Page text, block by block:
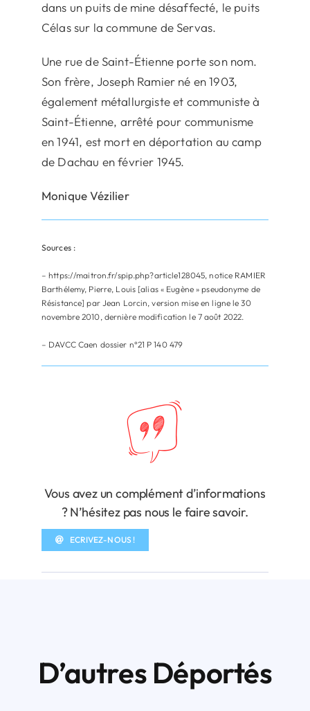
dans un puits de mine désaffecté, le puits
Célas sur la commune de Servas.
Une rue de Saint-Étienne porte son nom.
Son frère, Joseph Ramier né en 1903,
également métallurgiste et communiste à
Saint-Étienne, arrêté pour communisme
en 1941, est mort en déportation au camp
de Dachau en février 1945.
Monique Vézilier
Sources :
– https://maitron.fr/spip.php?article128045, notice RAMIER
Barthélemy, Pierre, Louis [alias « Eugène » pseudonyme de
Résistance] par Jean Lorcin, version mise en ligne le 30
novembre 2010, dernière modification le 7 août 2022.
– DAVCC Caen dossier n°21 P 140 479
Vous avez un complément d’informations
? N’hésitez pas nous le faire savoir.
ECRIVEZ-NOUS !
D’autres Déportés